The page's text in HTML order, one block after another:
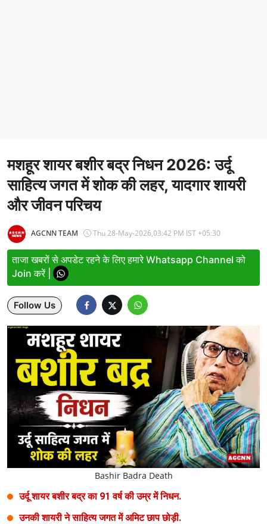
Business
Relationship
Education
Defence & Security
Environment
Lifestyle
Health
Development
Career
Literature
Tour & Travel
History Speaks
About Us
Contact Us
मशहूर शायर बशीर बद्र निधन 2026: उर्दू
साहित्य जगत में शोक की लहर, यादगार शायरी
और जीवन परिचय
AGCNN TEAM Thu 28-May-2026,03:42 PM IST +05:30
ताजा खबरों से अपडेट रहने के लिए हमारे Whatsapp Channel को
Join करें |
Follow Us
Bashir Badra Death
उर्दू शायर बशीर बद्र का 91 वर्ष की उम्र में निधन.
उनकी शायरी ने साहित्य जगत में अमिट छाप छोड़ी.